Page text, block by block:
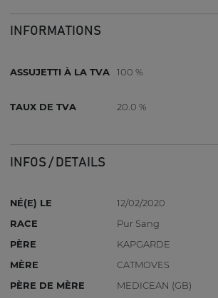
INFORMATIONS
ASSUJETTI À LA TVA 100 %
TAUX DE TVA 20.0 %
INFOS / DETAILS
NÉ(E) LE
12/02/2020
RACE
Pur Sang
PÈRE
KAPGARDE
MÈRE
CATMOVES
PÈRE DE MÈRE
MEDICEAN (GB)